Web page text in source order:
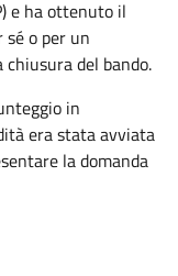
e ha ottenuto il
o per un
del bando.
in
era stata avviata
la domanda